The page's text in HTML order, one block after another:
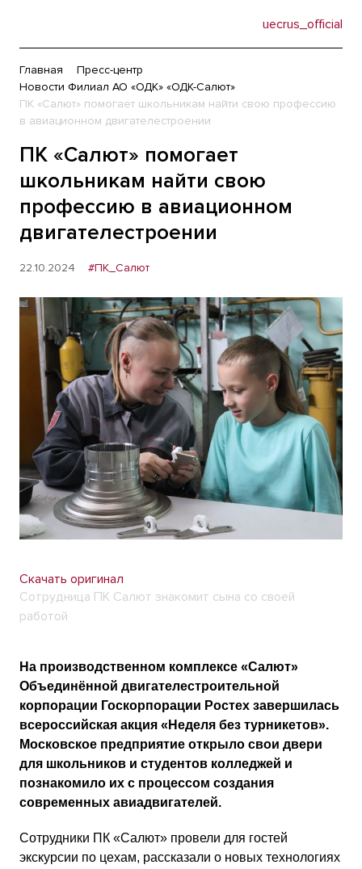
uecrus_official
Главная
Пресс-центр
Новости Филиал АО «ОДК» «ОДК-Салют»
ПК «Салют» помогает школьникам найти свою профессию
в авиационном двигателестроении
ПК «Салют» помогает
школьникам найти свою
профессию в авиационном
двигателестроении
22.10.2024 #ПК_Салют
Скачать оригинал
Сотрудница ПК Салют знакомит сына со своей
работой
На производственном комплексе «Салют»
Объединённой двигателестроительной
корпорации Госкорпорации Ростех завершилась
всероссийская акция «Неделя без турникетов».
Московское предприятие открыло свои двери
для школьников и студентов колледжей и
познакомило их с процессом создания
современных авиадвигателей.
Сотрудники ПК «Салют» провели для гостей
экскурсии по цехам, рассказали о новых технологиях